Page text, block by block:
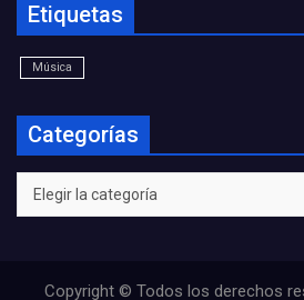
Etiquetas
Música
Categorías
Categorías
Copyright © Todos los derechos